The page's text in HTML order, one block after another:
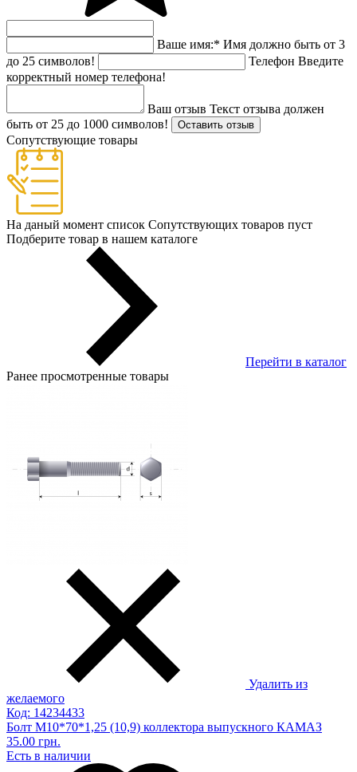
Ваше имя:* Имя должно быть от 3
до 25 символов!
Телефон Введите
корректный номер телефона!
Ваш отзыв Текст отзыва должен
быть от 25 до 1000 символов!
Оставить отзыв
Сопутствующие товары
На даный момент список Сопутствующих товаров пуст
Подберите товар в нашем каталоге
Перейти в каталог
Ранее просмотренные товары
Удалить из
желаемого
Код: 14234433
Болт М10*70*1,25 (10,9) коллектора выпускного КАМАЗ
35.00 грн.
Есть в наличии